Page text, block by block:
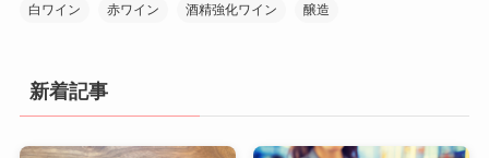
白ワイン 赤ワイン 酒精強化ワイン 醸造
新着記事